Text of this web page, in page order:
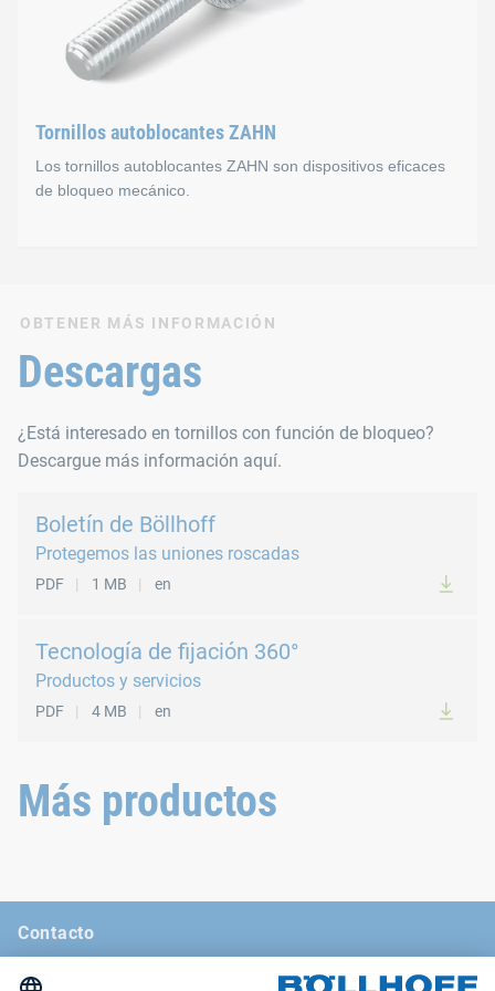
Normas
B 158
B 251
B 53085
Tornillos autoblocantes ZAHN
Los tornillos autoblocantes ZAHN son dispositivos eficaces
de bloqueo mecánico.
Los tornillos autoblocantes ZAHN son dispositivos eficaces
Normas
B 151
OBTENER MÁS INFORMACIÓN
Descargas
¿Está interesado en tornillos con función de bloqueo?
Descargue más información aquí.
Boletín de Böllhoff
Protegemos las uniones roscadas
PDF 1 MB en
Tecnología de fijación 360°
Productos y servicios
PDF 4 MB en
Más productos
Contacto